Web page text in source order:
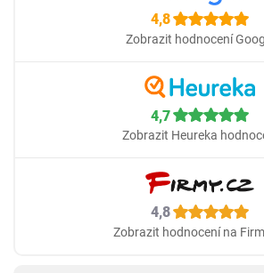
4,8
Zobrazit hodnocení
4,7
Zobrazit Heureka
4,8
Zobrazit hodnocení na